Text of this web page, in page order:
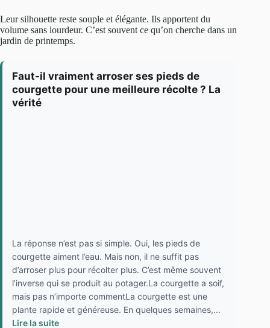
Leur silhouette reste souple et élégante. Ils apportent du
volume sans lourdeur. C’est souvent ce qu’on cherche dans un
jardin de printemps.
Faut-il vraiment arroser ses pieds de
courgette pour une meilleure récolte ? La
vérité
La réponse n’est pas si simple. Oui, les pieds de
courgette aiment l’eau. Mais non, il ne suffit pas
d’arroser plus pour récolter plus. C’est même souvent
l’inverse qui se produit au potager.La courgette a soif,
mais pas n’importe commentLa courgette est une
plante rapide et généreuse. En quelques semaines,...
Lire la suite